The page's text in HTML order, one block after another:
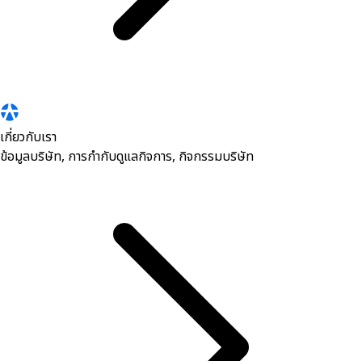
เกี่ยวกับเรา
ข้อมูลบริษัท, การกำกับดูแลกิจการ, กิจกรรมบริษัท